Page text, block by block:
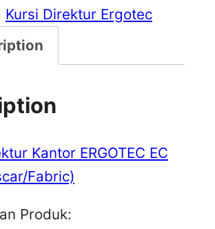
Kursi Direktur Ergotec
Kantor ERGOTEC EC
Fabric)
Produk: